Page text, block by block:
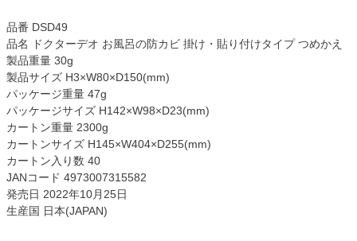
品番 DSD49
品名 ドクターデオ お風呂の防カビ 掛け・貼り付けタイプ つめかえ
製品重量 30g
製品サイズ H3×W80×D150(mm)
パッケージ重量 47g
パッケージサイズ H142×W98×D23(mm)
カートン重量 2300g
カートンサイズ H145×W404×D255(mm)
カートン入り数 40
JANコード 4973007315582
発売日 2022年10月25日
生産国 日本(JAPAN)